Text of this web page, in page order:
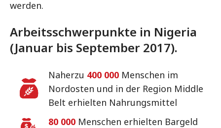
werden.
Arbeitsschwerpunkte in Nigeria
(Januar bis September 2017).
Naherzu 400 000 Menschen im
Nordosten und in der Region Middle
Belt erhielten Nahrungsmittel
80 000 Menschen erhielten Bargeld